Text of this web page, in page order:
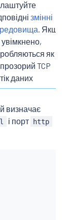
змінні
. Якщо
увімкнено,
як
TCP
даних
визначає
і порт http